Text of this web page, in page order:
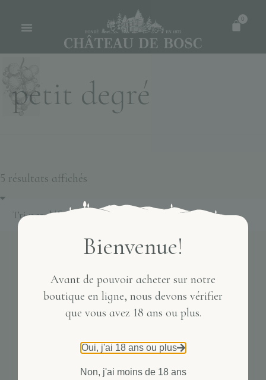
0
petit degré
5 résultats affichés
Bienvenue!
Avant de pouvoir acheter sur notre
boutique en ligne, nous devons vérifier
que vous avez 18 ans ou plus.
Oui, j'ai 18 ans ou plus
Non, j'ai moins de 18 ans